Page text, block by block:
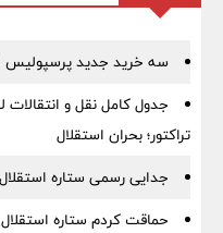
سه خرید جدید پرسپولیس
جدول کامل نقل و
تراکتور؛ بحران استقلال
جدایی رسمی ستاره
حماقت کردم ستاره استقلال